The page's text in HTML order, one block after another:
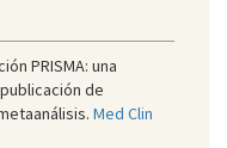
PRISMA: una
de
Med Clin